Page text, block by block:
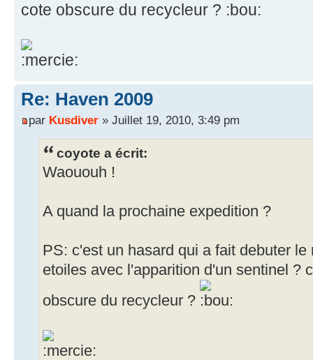
cote obscure du recycleur ?
Re: Haven 2009
par Kusdiver » Juillet 19, 2010, 3:49 pm
coyote a écrit:
Waououh !
A quand la prochaine expedition ?
PS: c'est un hasard qui a fait debuter
etoiles avec l'apparition d'un sentinel ?
obscure du recycleur ?